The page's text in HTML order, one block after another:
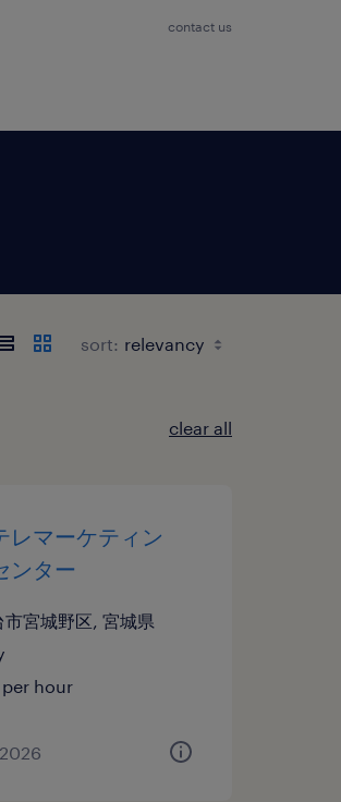
contact us
sort:
clear all
レマーケティン
ンター
市宮城野区, 宮城県
hour